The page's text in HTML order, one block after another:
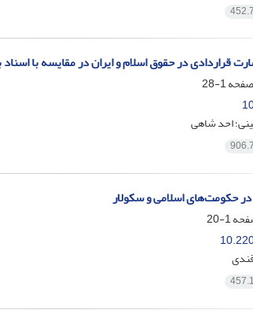
قراردادی در حقوق اسلام و ایران در مقایسه با اسناد
1-28
احد شاهی
حکومت‌های اسلامی و سکولار
1-20